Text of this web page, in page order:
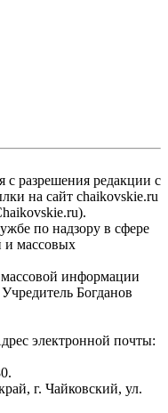
с разрешения редакции с
на сайт chaikovskie.ru
по надзору в сфере
и массовых
массовой информации
Богданов
электронной почты:
г. Чайковский, ул.